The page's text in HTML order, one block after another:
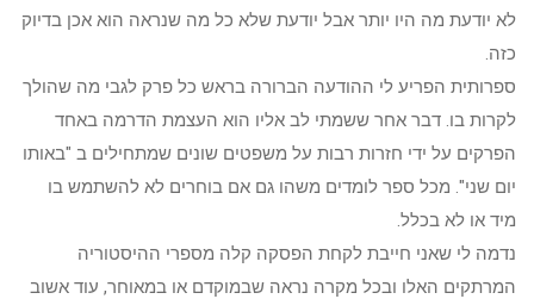
לא יודעת מה היו יותר אבל יודעת שלא כל מה שנראה הוא אכן בדיוק
כזה.
ספרותית הפריע לי ההודעה הברורה בראש כל פרק לגבי מה שהולך
לקרות בו. דבר אחר ששמתי לב אליו הוא העצמת הדרמה באחד
הפרקים על ידי חזרות רבות על משפטים שונים שמתחילים ב "באותו
יום שני". מכל ספר לומדים משהו גם אם בוחרים לא להשתמש בו
מיד או לא בכלל.
נדמה לי שאני חייבת לקחת הפסקה קלה מספרי ההיסטוריה
המרתקים האלו ובכל מקרה נראה שבמוקדם או במאוחר, עוד אשוב